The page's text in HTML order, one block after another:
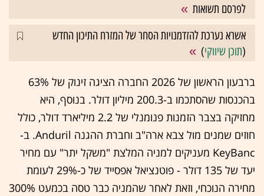
לפרסם תשואות
אשרא נערכת להזדמנויות הסחר של המזרח התיכון החדש
(תוכן שיווקי)
ברבעון הראשון של 2026 החברה הציגה זינוק של 63%
בהכנסות שהסתכמו ב-200.3 מיליון דולר. בנוסף, היא
מחזיקה בצבר הזמנות פנומנלי של 2.2 מיליארד דולר, כולל
חוזים שמנים מול צבא ארה"ב וחברת ההגנה Anduril. ב-
KeyBanc מעניקים למניה המלצת "משקל יתר" עם מחיר
יעד של 135 דולר - פוטנציאל אפסייד של כ-29% לעומת
מחירה הנוכחי, וזאת לאחר שהמניה כבר טסה בכמעט 300%